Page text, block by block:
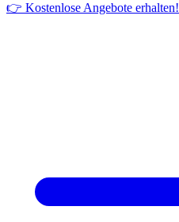
👉 Kostenlose Angebote erhalten!